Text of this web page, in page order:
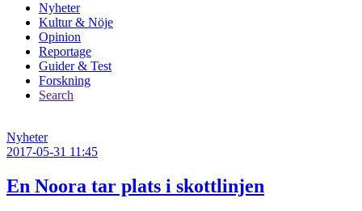
Nyheter
Kultur & Nöje
Opinion
Reportage
Guider & Test
Forskning
Search
Nyheter
2017-05-31 11:45
En Noora tar plats i skottlinjen